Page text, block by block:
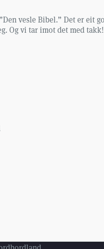
vesle Bibel.” Det er
Og vi tar imot det med takk!